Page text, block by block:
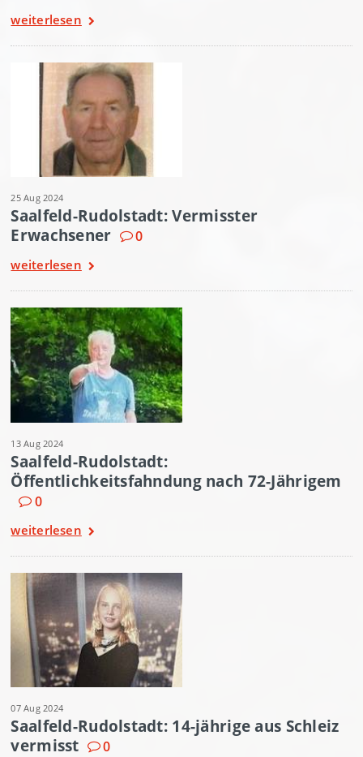
weiterlesen
25 Aug 2024
Saalfeld-Rudolstadt: Vermisster
Erwachsener
0
weiterlesen
13 Aug 2024
Saalfeld-Rudolstadt:
Öffentlichkeitsfahndung nach 72-Jährigem
0
weiterlesen
07 Aug 2024
Saalfeld-Rudolstadt: 14-jährige aus Schleiz
vermisst
0